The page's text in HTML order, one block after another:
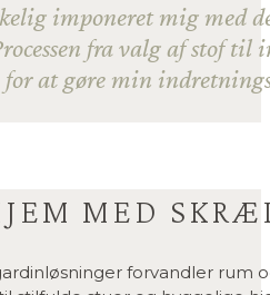
imponeret mig med
fra valg af stof
for at gøre min
MED
forvandler rum